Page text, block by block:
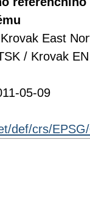
East
/ Krovak EN
05-09
def/crs/